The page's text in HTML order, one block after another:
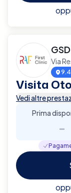
Via
Visita
Vedi altre
Prima
-